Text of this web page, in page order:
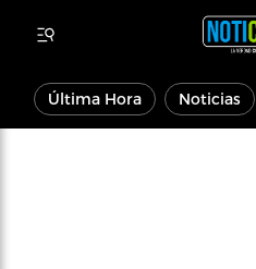
Última Hora Noticias